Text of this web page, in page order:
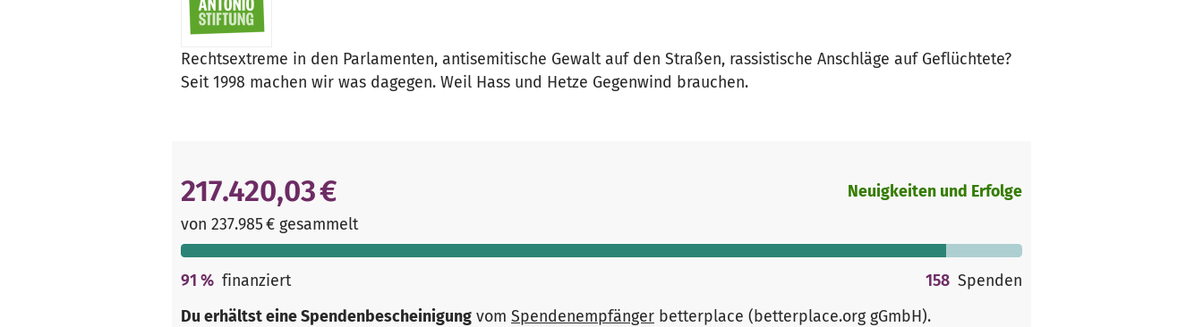
Rechtsextreme in den Parlamenten, antisemitische Gewalt auf den Straßen, rassistische Anschläge auf Geflüchtete?
Seit 1998 machen wir was dagegen. Weil Hass und Hetze Gegenwind brauchen.
217.420,03 €
von 237.985 € gesammelt
Neuigkeiten und Erfolge
91 % finanziert 158 Spenden
Du erhältst eine Spendenbescheinigung vom Spendenempfänger betterplace (betterplace.org gGmbH).